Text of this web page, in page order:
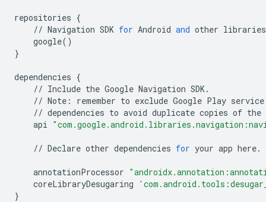
repositories {
// Navigation SDK for Android and other libraries
google()
}
dependencies {
// Include the Google Navigation SDK.
// Note : remember to exclude Google Play service
// dependencies to avoid duplicate copies of the
api
// Declare other dependencies for your app here.
annotationProcessor
coreLibraryDesugaring
}